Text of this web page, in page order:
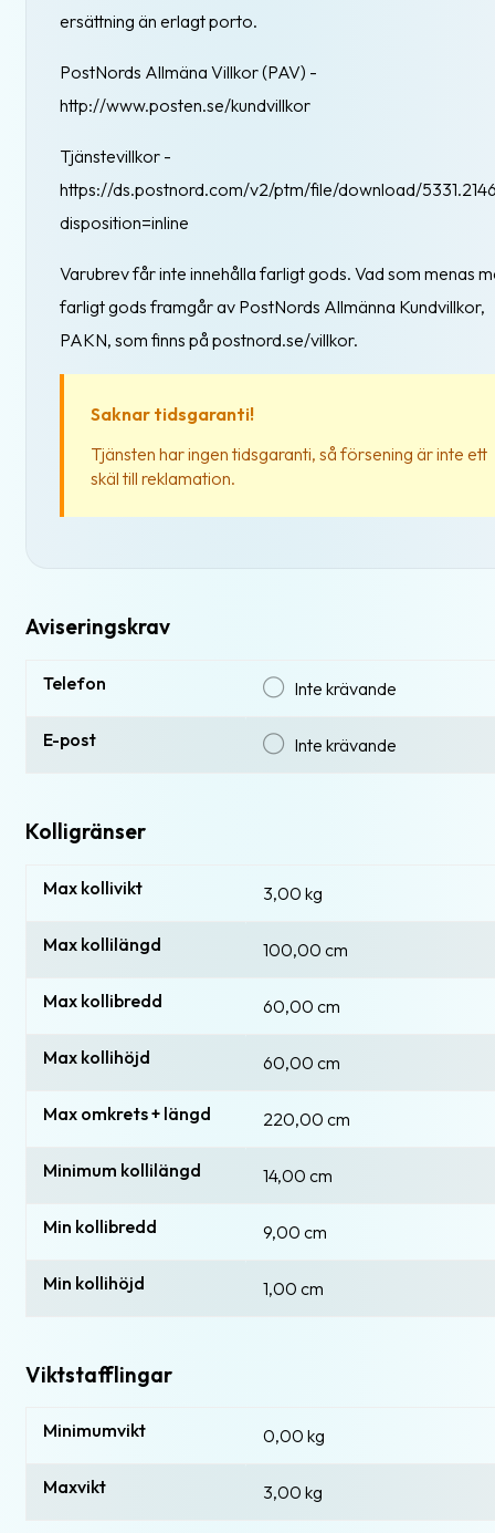
ersättning än erlagt porto.
PostNords Allmäna Villkor (PAV) -
http://www.posten.se/kundvillkor
Tjänstevillkor -
https://ds.postnord.com/v2/ptm/file/download/
disposition=inline
Varubrev får inte innehålla farligt gods. Vad som menas
farligt gods framgår av PostNords Allmänna Kundvillkor,
PAKN, som finns på postnord.se/villkor.
Saknar tidsgaranti!
Tjänsten har ingen tidsgaranti, så försening är inte ett
skäl till reklamation.
Aviseringskrav
Telefon Inte krävande
E-post Inte krävande
Kolligränser
Max kollivikt 3,00 kg
Max kollilängd 100,00 cm
Max kollibredd 60,00 cm
Max kollihöjd 60,00 cm
Max omkrets + längd 220,00 cm
Minimum kollilängd 14,00 cm
Min kollibredd 9,00 cm
Min kollihöjd 1,00 cm
Viktstafflingar
Minimumvikt 0,00 kg
Maxvikt 3,00 kg